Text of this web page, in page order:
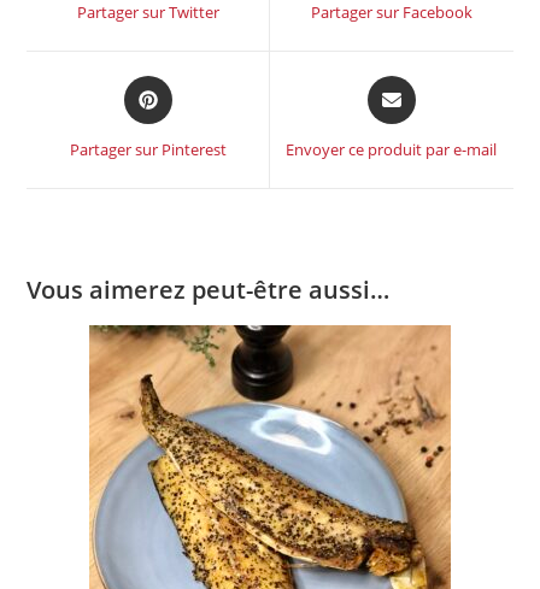
Partager sur Twitter Partager sur Facebook
Partager sur Pinterest Envoyer ce produit par e-mail
Vous aimerez peut-être aussi…